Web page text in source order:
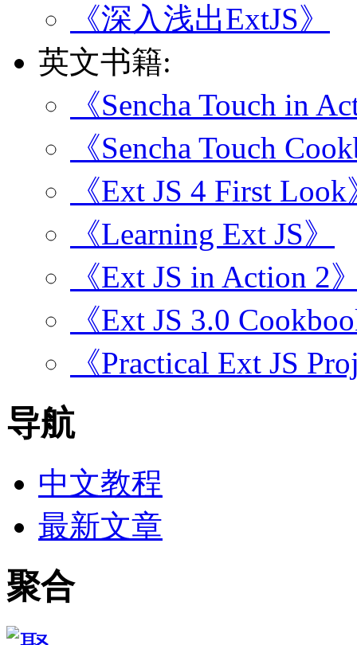
《深入浅出ExtJS》
英文书籍:
《Sencha Touch in
《Sencha Touch
《Ext JS 4 First Look
《Learning Ext JS》
《Ext JS in Action 2
《Ext JS 3.0
《Practical Ext JS
导航
中文教程
最新文章
聚合